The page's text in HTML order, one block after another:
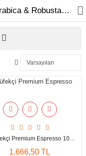
Espresso Çekirdek Kahveler | Arabica & Robusta Harmanları – Coffeein.store
By Tüfekçi Premium Espresso 1000gr
1.666,50 TL